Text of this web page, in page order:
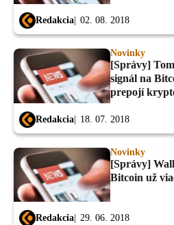
novinky
Redakcia 02. 08. 2018
Novinky
[Správy]
signál na
prepojí
Redakcia 18. 07. 2018
Novinky
[Správy]
Bitcoin už
Redakcia 29. 06. 2018